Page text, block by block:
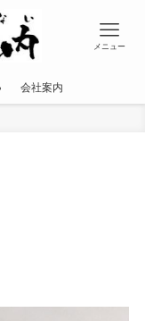
メニュー
会社案内